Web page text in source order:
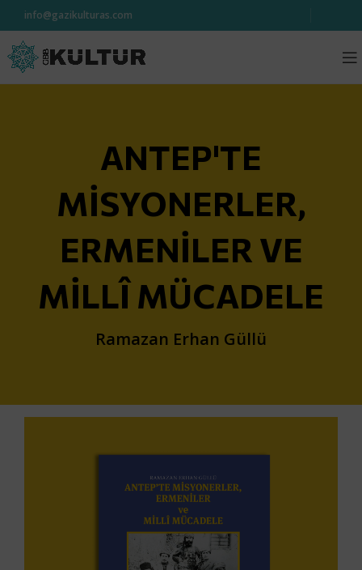
info@gazikulturas.com
ANTEP'TE
MİSYONERLER,
ERMENİLER VE
MİLLÎ MÜCADELE
Ramazan Erhan Güllü